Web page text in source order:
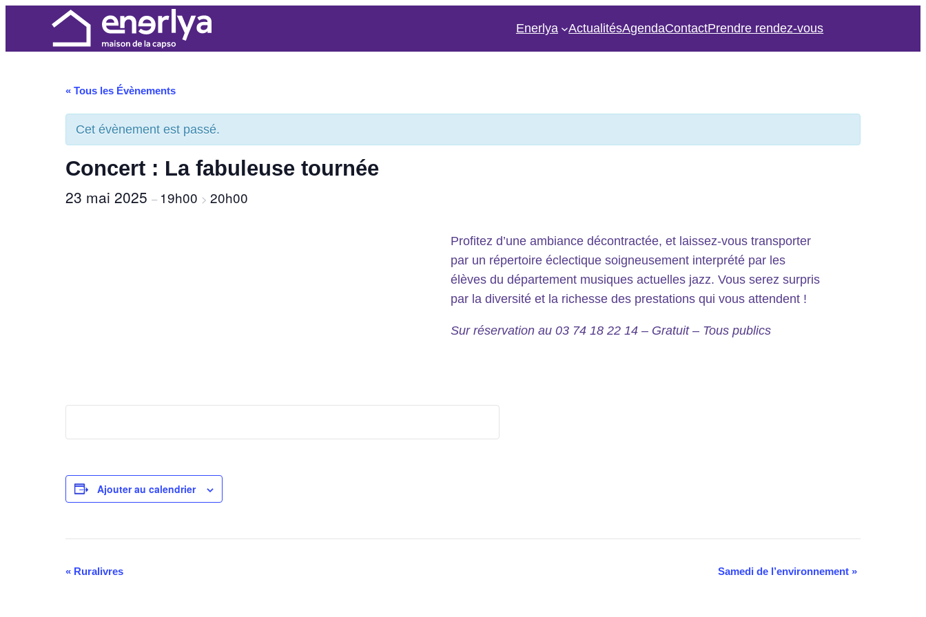
Enerlya ActualitésAgendaContactPrendre rendez-vous
« Tous les Évènements
Cet évènement est passé.
Concert : La fabuleuse tournée
23 mai 2025– 19h00 >20h00
Profitez d’une ambiance décontractée, et laissez-vous transporter
par un répertoire éclectique soigneusement interprété par les
élèves du département musiques actuelles jazz. Vous serez surpris
par la diversité et la richesse des prestations qui vous attendent !
Sur réservation au 03 74 18 22 14 – Gratuit – Tous publics
Ajouter au calendrier
Navigation
« Ruralivres Samedi de l’environnement »